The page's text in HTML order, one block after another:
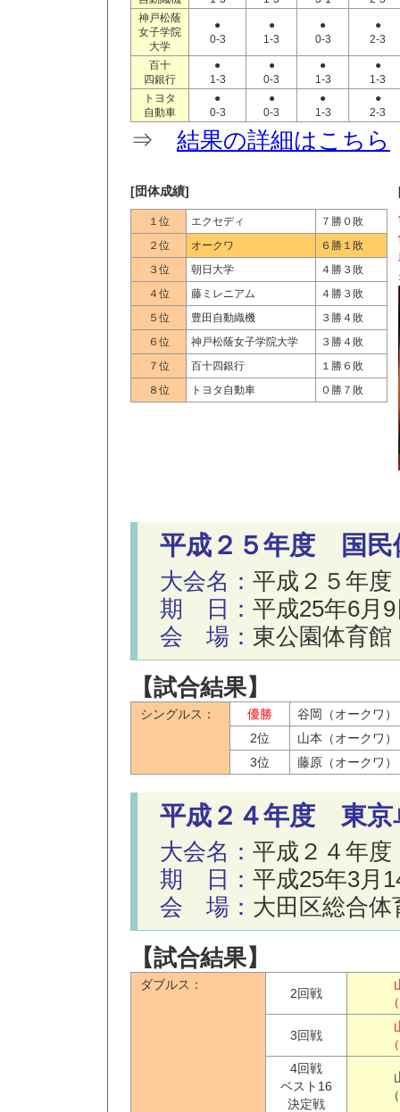
神戸松蔭
女子学院
大学
●
0-3
●
1-3
●
0-3
●
2-3
百十
四銀行
●
1-3
●
0-3
●
1-3
●
1-3
トヨタ
自動車
●
0-3
●
0-3
●
1-3
●
2-3
⇒ 結果の詳細はこちら
[団体成績]
１位 エクセディ
７勝０敗
２位
オークワ
６勝１敗
３位
朝日大学
４勝３敗
４位
藤ミレニアム
４勝３敗
５位
豊田自動織機
３勝４敗
６位
神戸松蔭女子学院大学
３勝４敗
７位
百十四銀行
１勝６敗
８位
トヨタ自動車 ０勝７敗
平成２５年度 国民
大会名： 平成２５年
期 日： 平成25年6月
会 場： 東公園体育館
【試合結果】
シングルス： 優勝
谷岡（オークワ）
2位
山本（オークワ）
3位
藤原（オークワ）
平成２４年度 東京
大会名： 平成２４年
期 日： 平成25年3月
会 場： 大田区総合体
【試合結果】
ダブルス：
2回戦
3回戦
4回戦
ベスト16
決定戦